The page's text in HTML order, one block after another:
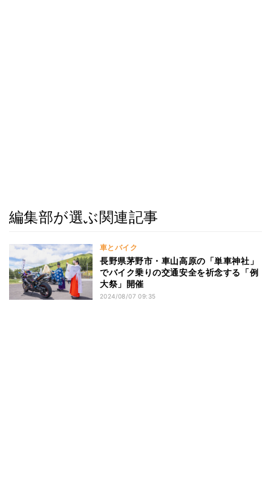
編集部が選ぶ関連記事
車とバイク
長野県茅野市・車山高原の「単車神社」
でバイク乗りの交通安全を祈念する「例
大祭」開催
2024/08/07 09:35